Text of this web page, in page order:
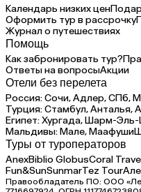
Календарь низких цен
Оформить тур в рассрочку
Журнал о путешествиях
Помощь
Как забронировать тур?
Ответы на вопросыАкции
Отели без перелета
Россия:Сочи,Адлер,СПб,
Турция:Стамбул,Анталья,
Египет:Хургада,Шарм-Эль-
Мальдивы:Мале,Маафуши
Туры от туроператоров
AnexBiblio GlobusCoral
Fun&SunSunmarTez Tour
Правообладатель ПО: ООО